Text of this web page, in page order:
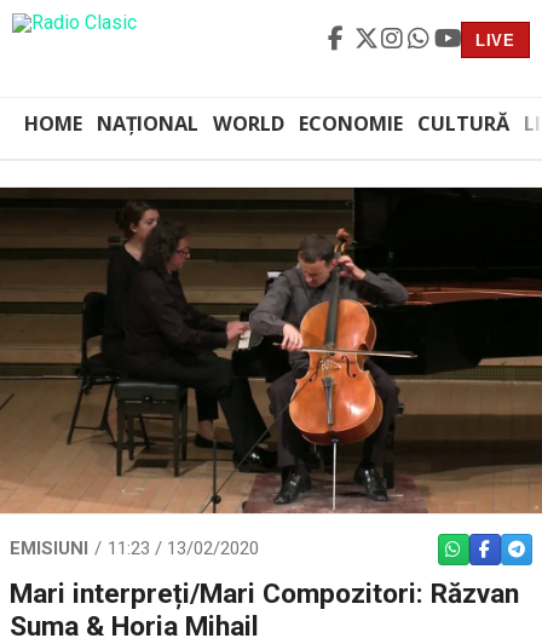
LIVE
HOME NAȚIONAL WORLD ECONOMIE CULTURĂ
EMISIUNI 11:23 / 13/02/2020 WHATSAPP
Mari interpreți/Mari Compozitori: Răzvan
Suma & Horia Mihail